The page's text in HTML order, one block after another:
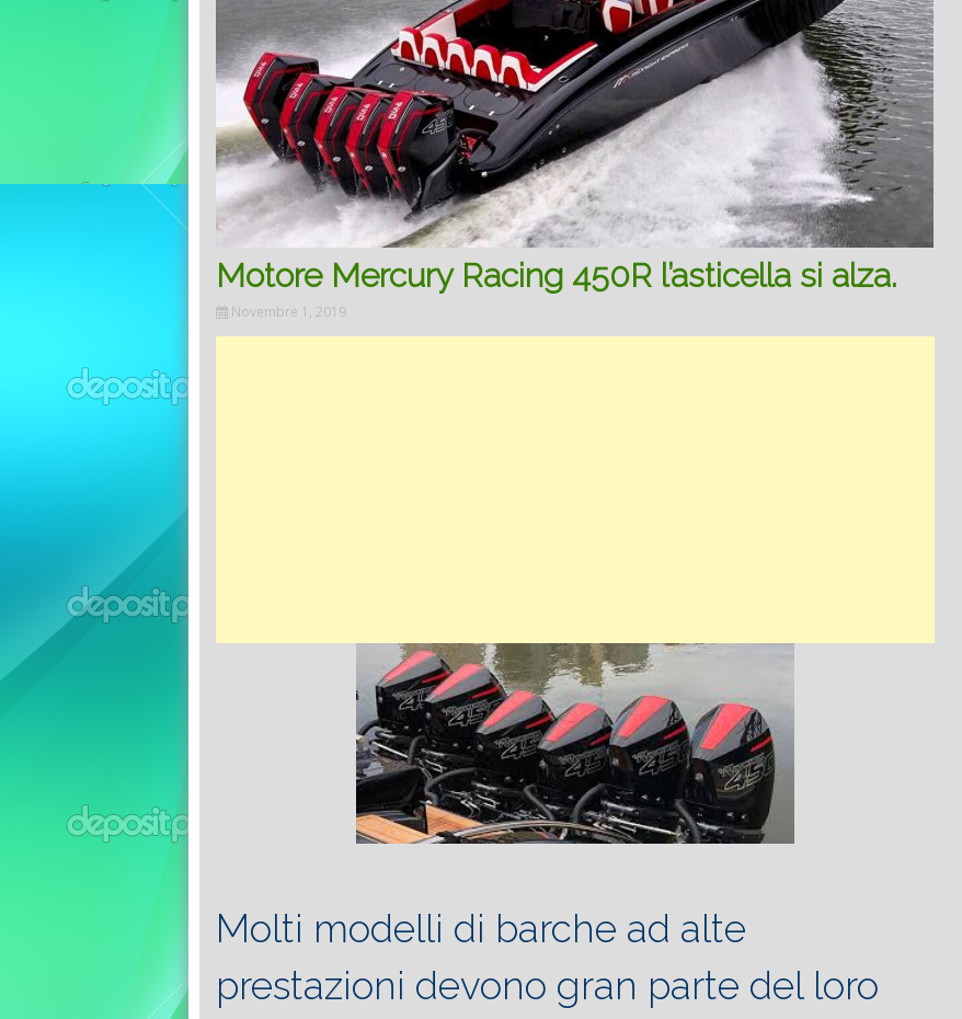
Motore Mercury Racing 450R l’asticella si alza.
Novembre 1, 2019
Molti modelli di barche ad alte
prestazioni devono gran parte del loro